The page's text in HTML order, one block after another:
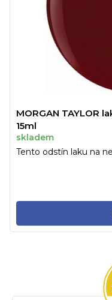
MORGAN TAYLOR
15ml
skladem
Tento odstín laku na